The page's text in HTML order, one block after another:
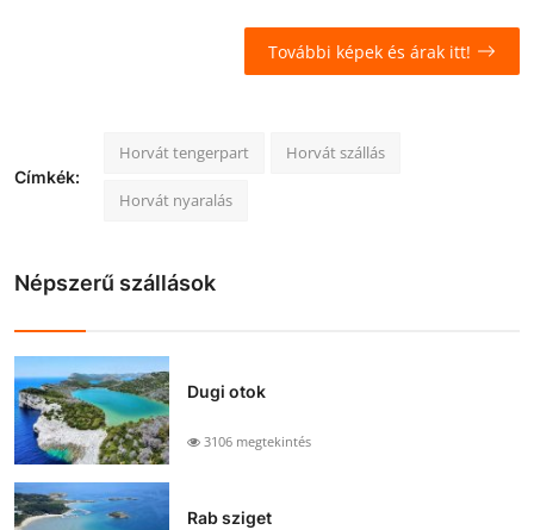
További képek és árak itt!
Címkék:
Horvát tengerpart Horvát szállás
Horvát nyaralás
Népszerű szállások
Dugi otok
3106 megtekintés
Rab sziget